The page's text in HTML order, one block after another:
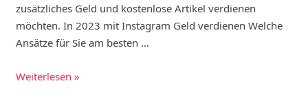
zusätzliches Geld und kostenlose Artikel verdienen
möchten. In 2023 mit Instagram Geld verdienen Welche
Ansätze für Sie am besten …
Jetzt
Weiterlesen »